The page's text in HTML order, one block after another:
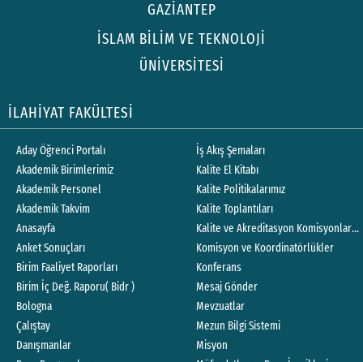
GAZİANTEP
İSLAM BİLİM VE TEKNOLOJİ
ÜNİVERSİTESİ
İLAHİYAT FAKÜLTESİ
Aday Öğrenci Portalı
Akademik Birimlerimiz
Akademik Personel
Akademik Takvim
Anasayfa
Anket Sonuçları
Birim Faaliyet Raporları
Birim İç Değ. Raporu( Bidr )
Bologna
Çalıştay
Danışmanlar
İş Akış Şemaları
Kalite El Kitabı
Kalite Politikalarımız
Kalite Toplantıları
Kalite ve Akreditasyon Komisyonları
Komisyon ve Koordinatörlükler
Konferans
Mesaj Gönder
Mevzuatlar
Mezun Bilgi Sistemi
Misyon